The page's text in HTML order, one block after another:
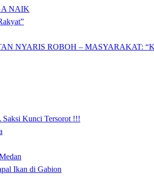
NAIK
NYARIS ROBOH – MASYARAKAT:
Saksi Kunci Tersorot !!!
Ikan di Gabion